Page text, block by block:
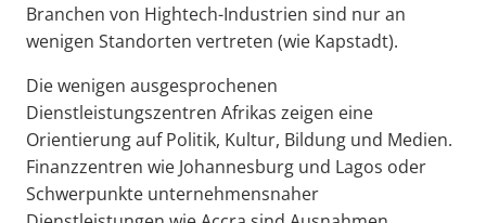
Branchen von Hightech-Industrien sind nur an
wenigen Standorten vertreten (wie Kapstadt).
Die wenigen ausgesprochenen
Dienstleistungszentren Afrikas zeigen eine
Orientierung auf Politik, Kultur, Bildung und Medien.
Finanzzentren wie Johannesburg und Lagos oder
Schwerpunkte unternehmensnaher